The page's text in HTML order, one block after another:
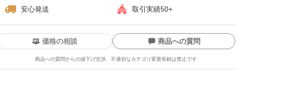
安心発送 取引実績50+
価格の相談 商品への質問
商品への質問からの値下げ交渉、不適切なカテゴリ変更依頼は禁止です